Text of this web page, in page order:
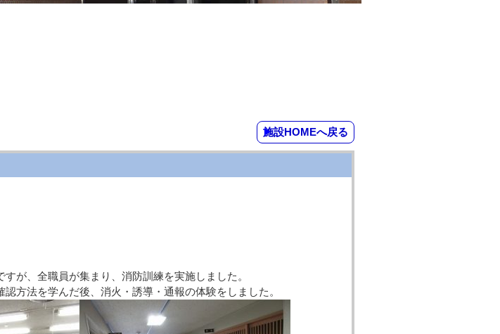
施設HOMEへ戻る
すが、全職員が集まり、消防訓練を実施しました。
方法を学んだ後、消火・誘導・通報の体験をしました。